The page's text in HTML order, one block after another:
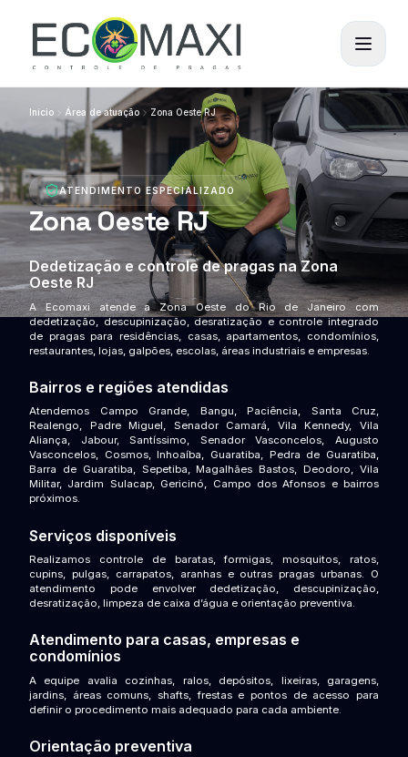
Início Área de atuação Zona Oeste RJ
ATENDIMENTO ESPECIALIZADO
Zona Oeste RJ
Dedetização e controle de pragas na Zona
Oeste RJ
A Ecomaxi atende aZona Oeste do Rio de Janeiro com
dedetização, descupinização, desratização e controle integrado
de pragas para residências, casas, apartamentos, condomínios,
restaurantes, lojas, galpões, escolas, áreas industriais e empresas.
Bairros e regiões atendidas
Atendemos Campo Grande, Bangu, Paciência, Santa Cruz,
Realengo, Padre Miguel, Senador Camará, Vila Kennedy, Vila
Aliança, Jabour, Santíssimo, Senador Vasconcelos, Augusto
Vasconcelos, Cosmos, Inhoaíba, Guaratiba, Pedra de Guaratiba,
Barra de Guaratiba, Sepetiba, Magalhães Bastos, Deodoro, Vila
Militar, Jardim Sulacap, Gericinó, Campo dos Afonsos e bairros
próximos.
Serviços disponíveis
Realizamos controle de baratas, formigas, mosquitos, ratos,
cupins, pulgas, carrapatos, aranhas e outras pragas urbanas. O
atendimento pode envolver dedetização, descupinização,
desratização, limpeza de caixa d’água e orientação preventiva.
Atendimento para casas, empresas e
condomínios
A equipe avalia cozinhas, ralos, depósitos, lixeiras, garagens,
jardins, áreas comuns, shafts, frestas e pontos de acesso para
definir o procedimento mais adequado para cada ambiente.
Orientação preventiva